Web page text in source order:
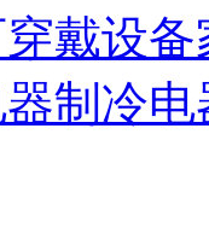
戴设备
制冷电